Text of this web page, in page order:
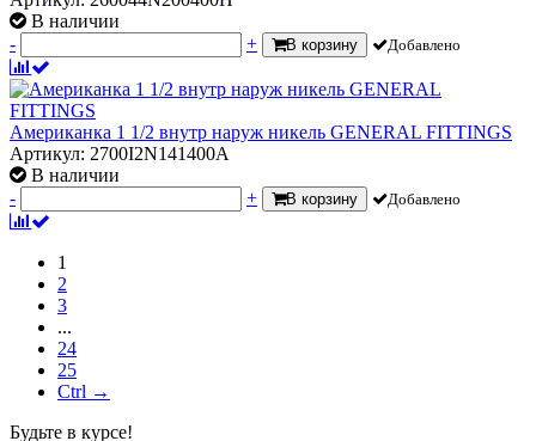
В наличии
-
+ В корзину Добавлено
Американка 1 1/2 внутр наруж никель GENERAL FITTINGS
Артикул: 2700I2N141400A
В наличии
-
+ В корзину Добавлено
1
2
3
...
24
25
Ctrl →
Будьте в курсе!